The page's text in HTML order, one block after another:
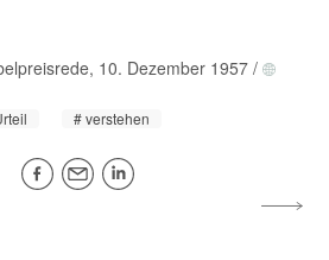
10. Dezember 1957/
verstehen